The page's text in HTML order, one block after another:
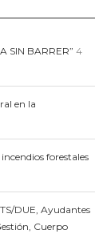
SIN BARRER” 4
en la
forestales
DUE, Ayudantes
Cuerpo